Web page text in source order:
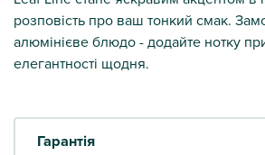
розповість про ваш тонкий смак.
алюмінієве блюдо - додайте нотку
елегантності щодня.
Гарантія